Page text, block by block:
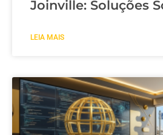
Joinville: Soluções
LEIA MAIS